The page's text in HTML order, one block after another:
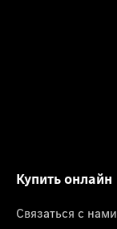
Купить онлайн
Связаться с нами